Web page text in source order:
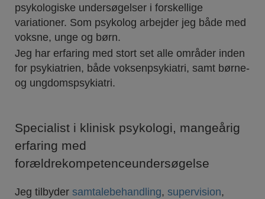
psykologiske undersøgelser i forskellige
variationer. Som psykolog arbejder jeg både med
voksne, unge og børn.
Jeg har erfaring med stort set alle områder inden
for psykiatrien, både voksenpsykiatri, samt børne-
og ungdomspsykiatri.
Specialist i klinisk psykologi, mangeårig
erfaring med
forældrekompetenceundersøgelse
Jeg tilbyder samtalebehandling, supervision,